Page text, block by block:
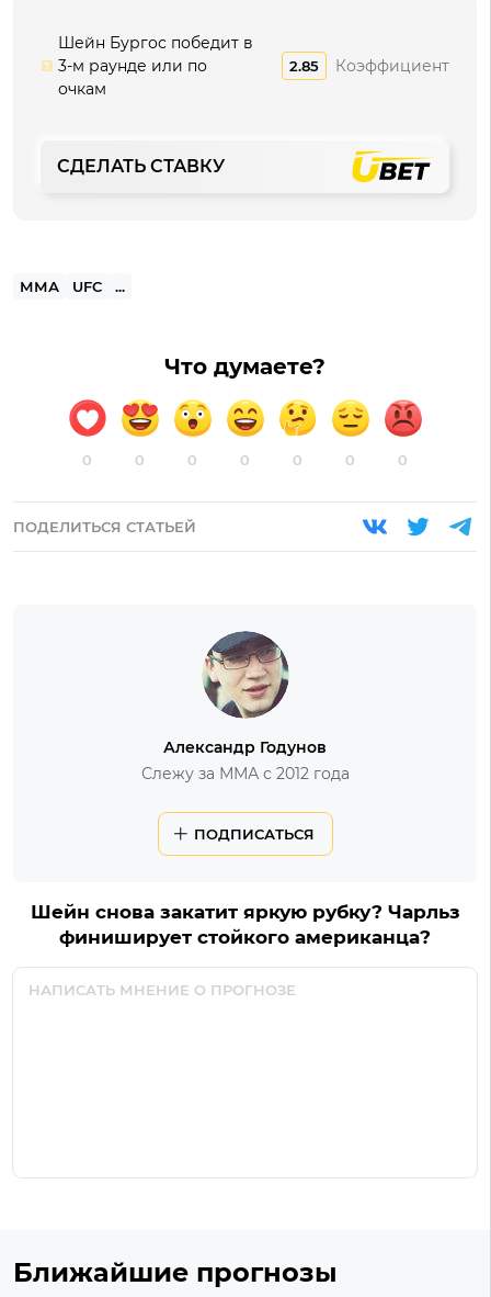
Шейн Бургос победит в
3-м раунде или по
очкам
2.85 Коэффициент
СДЕЛАТЬ СТАВКУ
ММА UFC ...
Что думаете?
0 0 0 0 0 0 0
ПОДЕЛИТЬСЯ СТАТЬЕЙ
Александр Годунов
Слежу за ММА с 2012 года
ПОДПИСАТЬСЯ
Шейн снова закатит яркую рубку? Чарльз
финиширует стойкого американца?
Ближайшие прогнозы